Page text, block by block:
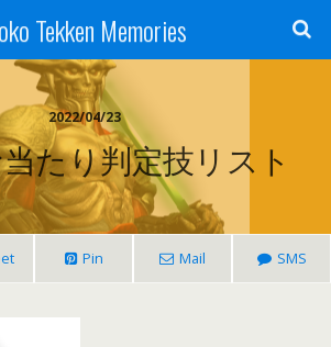
Tekken Memories
2022/04/23
たり判定技リスト
Pin Mail SMS